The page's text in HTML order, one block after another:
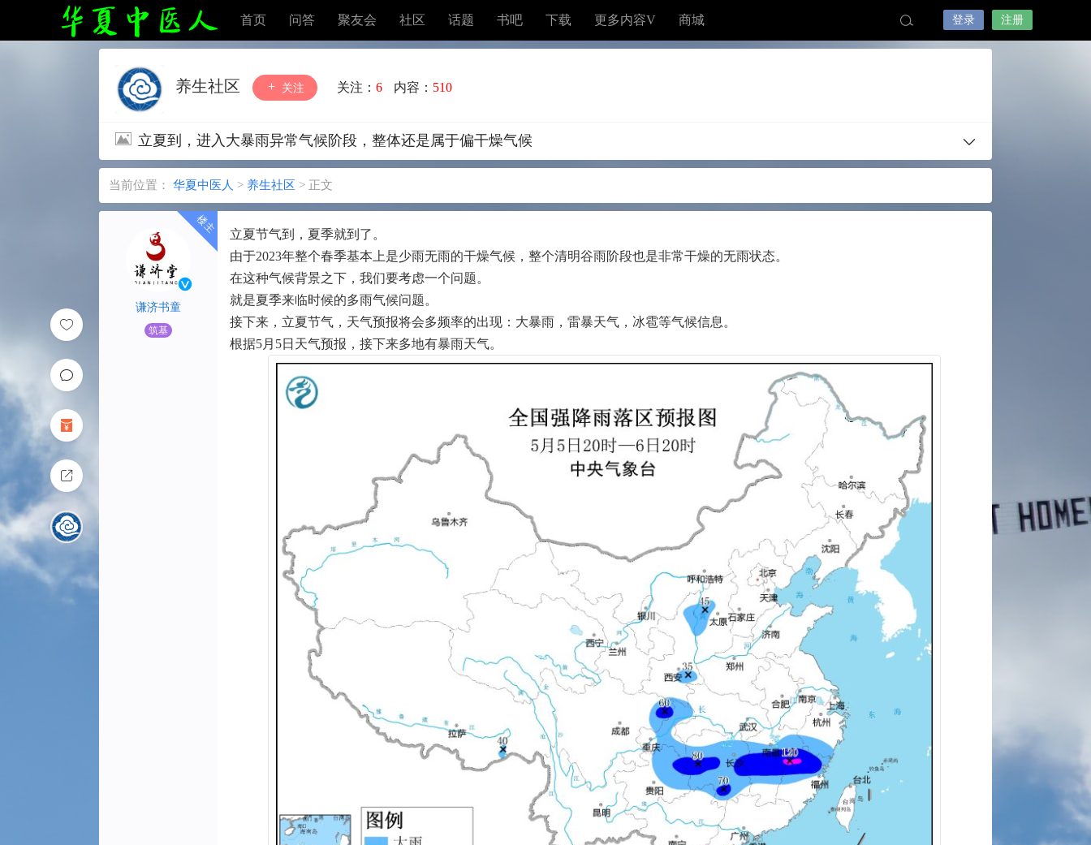
首页 问答 聚友会 社区 话题 书吧 下载 更多内容V 商城 登录 注册
养生社区 关注 关注： 6 内容： 510
立夏到，进入大暴雨异常气候阶段，整体还是属于偏干燥气候
当前位置： 华夏中医人 > 养生社区 > 正文
谦济书童
筑基
立夏节气到，夏季就到了。
由于2023年整个春季基本上是少雨无雨的干燥气候，整个清明谷雨阶段也是非常干燥的无雨状态。
在这种气候背景之下，我们要考虑一个问题。
就是夏季来临时候的多雨气候问题。
接下来，立夏节气，天气预报将会多频率的出现：大暴雨，雷暴天气，冰雹等气候信息。
根据5月5日天气预报，接下来多地有暴雨天气。